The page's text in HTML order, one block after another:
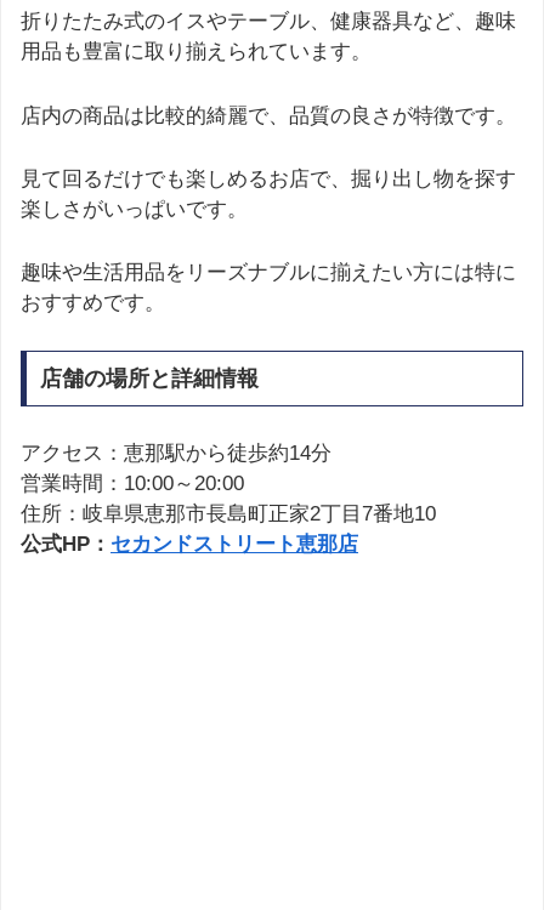
折りたたみ式のイスやテーブル、健康器具など、趣味
用品も豊富に取り揃えられています。
店内の商品は比較的綺麗で、品質の良さが特徴です。
見て回るだけでも楽しめるお店で、掘り出し物を探す
楽しさがいっぱいです。
趣味や生活用品をリーズナブルに揃えたい方には特に
おすすめです。
店舗の場所と詳細情報
アクセス：恵那駅から徒歩約14分
営業時間：10:00～20:00
住所：岐阜県恵那市長島町正家2丁目7番地10
公式HP： セカンドストリート恵那店